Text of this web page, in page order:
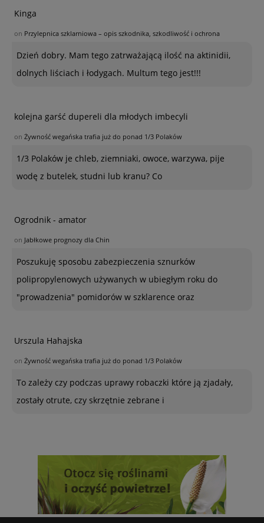
Kinga
on Przylepnica szklarniowa – opis szkodnika, szkodliwość i ochrona
Dzień dobry. Mam tego zatrważającą ilość na aktinidii,
dolnych liściach i łodygach. Multum tego jest!!!
kolejna garść dupereli dla młodych imbecyli
on Żywność wegańska trafia już do ponad 1/3 Polaków
1/3 Polaków je chleb, ziemniaki, owoce, warzywa, pije
wodę z butelek, studni lub kranu? Co
Ogrodnik - amator
on Jabłkowe prognozy dla Chin
Poszukuję sposobu zabezpieczenia sznurków
polipropylenowych używanych w ubiegłym roku do
"prowadzenia" pomidorów w szklarence oraz
Urszula Hahajska
on Żywność wegańska trafia już do ponad 1/3 Polaków
To zależy czy podczas uprawy robaczki które ją zjadały,
zostały otrute, czy skrzętnie zebrane i